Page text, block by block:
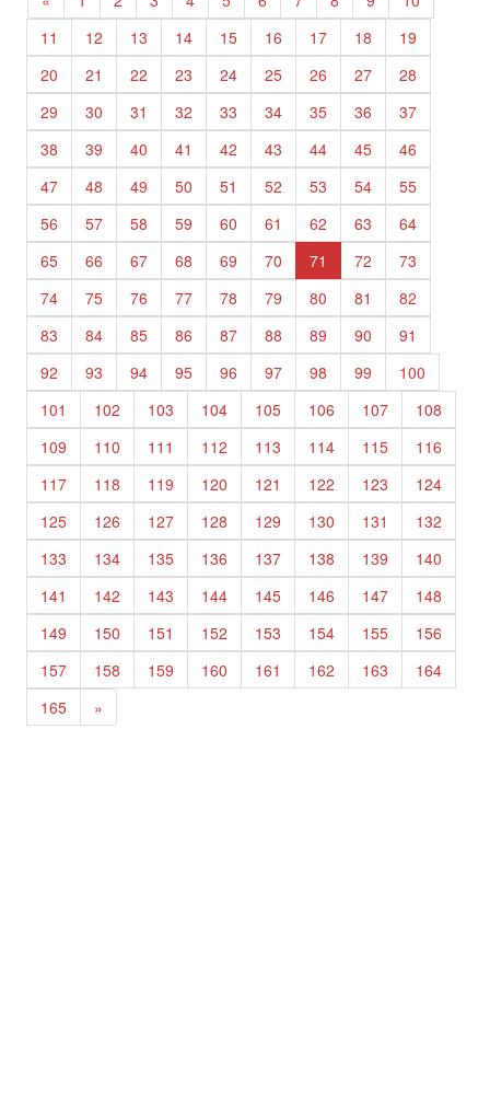
11
12 13 14 15 16 17 18
19
20
21 22 23 24 25 26 27
28
29
30 31 32 33 34 35 36
37
38
39 40 41 42 43 44 45
46
47
48 49 50 51 52 53 54
55
56
57 58 59 60 61 62 63
64
65
66 67 68 69 70 71 72
73
74
75 76 77 78 79 80 81
82
83
84 85 86 87 88 89 90
91
92
93 94 95 96 97 98 99
100
101
102 103 104 105 106 107
108
109
110 111 112 113 114 115
116
117
118 119 120 121 122 123
124
125
126 127 128 129 130 131
132
133
134 135 136 137 138 139
140
141
142 143 144 145 146 147
148
149
150 151 152 153 154 155
156
157
158 159 160 161 162 163
164
165
»